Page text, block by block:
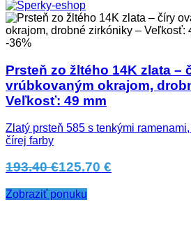
-36%
Prsteň zo žltého 14K zlata –
vrúbkovaným okrajom,
Veľkosť: 49 mm
Zlatý prsteň 585 s tenkými
čírej farby
193.40 €125.70 €
Zobraziť ponuku